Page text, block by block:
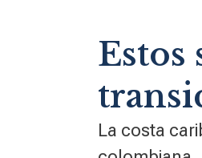
Estos
La costa